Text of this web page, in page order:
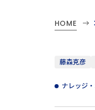
HOME
藤森克彦
ナレッジ